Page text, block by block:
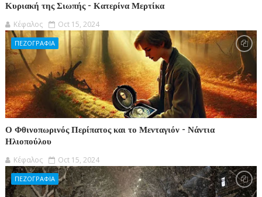
Κυριακή της Σιωπής - Κατερίνα Μερτίκα
Κέφαλος Oct 15, 2024
ΠΕΖΟΓΡΑΦΙΑ
Ο Φθινοπωρινός Περίπατος και το Μενταγιόν - Νάντια
Ηλιοπούλου
Κέφαλος Oct 15, 2024
ΠΕΖΟΓΡΑΦΙΑ